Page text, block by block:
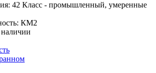
42 Класс - промышленный, умеренные
КМ2